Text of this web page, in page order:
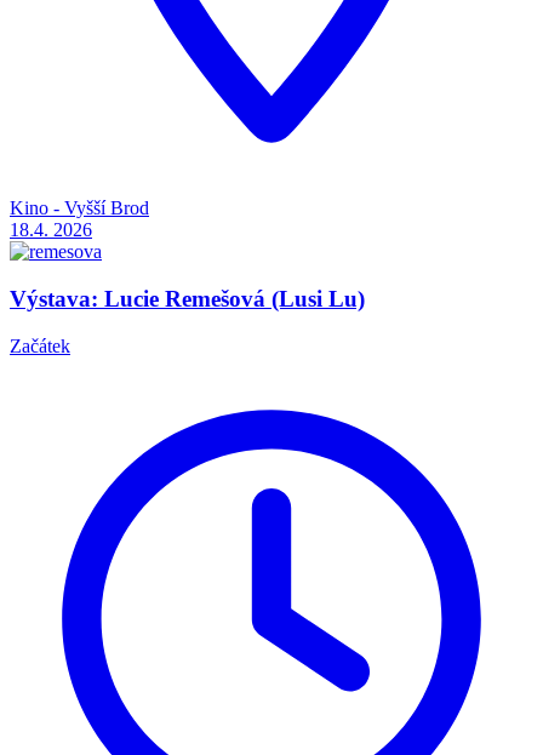
Kino - Vyšší Brod
18.4. 2026
Výstava: Lucie Remešová (Lusi Lu)
Začátek